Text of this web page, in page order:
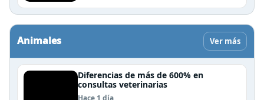
Animales Ver más
Diferencias de más de 600% en
consultas veterinarias
Hace 1 día